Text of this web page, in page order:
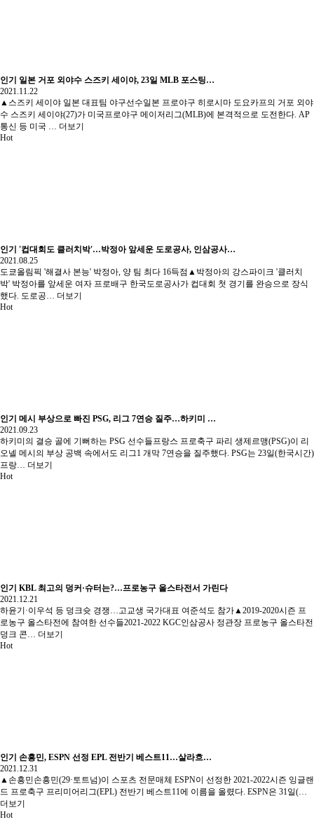
인기 일본 거포 외야수 스즈키 세이야, 23일 MLB 포스팅…
2021.11.22
▲스즈키 세이야 일본 대표팀 야구선수일본 프로야구 히로시마 도요카프의 거포 외야
수 스즈키 세이야(27)가 미국프로야구 메이저리그(MLB)에 본격적으로 도전한다. AP
통신 등 미국 … 더보기
Hot
인기 '컵대회도 클러치박'…박정아 앞세운 도로공사, 인삼공사…
2021.08.25
도쿄올림픽 '해결사 본능' 박정아, 양 팀 최다 16득점▲박정아의 강스파이크 '클러치
박' 박정아를 앞세운 여자 프로배구 한국도로공사가 컵대회 첫 경기를 완승으로 장식
했다. 도로공… 더보기
Hot
인기 메시 부상으로 빠진 PSG, 리그 7연승 질주…하키미 …
2021.09.23
하키미의 결승 골에 기뻐하는 PSG 선수들프랑스 프로축구 파리 생제르맹(PSG)이 리
오넬 메시의 부상 공백 속에서도 리그1 개막 7연승을 질주했다. PSG는 23일(한국시간)
프랑… 더보기
Hot
인기 KBL 최고의 덩커·슈터는?…프로농구 올스타전서 가린다
2021.12.21
하윤기·이우석 등 덩크슛 경쟁…고교생 국가대표 여준석도 참가▲2019-2020시즌 프
로농구 올스타전에 참여한 선수들2021-2022 KGC인삼공사 정관장 프로농구 올스타전
덩크 콘… 더보기
Hot
인기 손흥민, ESPN 선정 EPL 전반기 베스트11…살라흐…
2021.12.31
▲손흥민손흥민(29·토트넘)이 스포츠 전문매체 ESPN이 선정한 2021-2022시즌 잉글랜
드 프로축구 프리미어리그(EPL) 전반기 베스트11에 이름을 올렸다. ESPN은 31일(…
더보기
Hot